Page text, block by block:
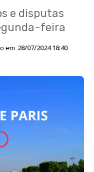
e disputas
feira
em 28/07/2024 18:40